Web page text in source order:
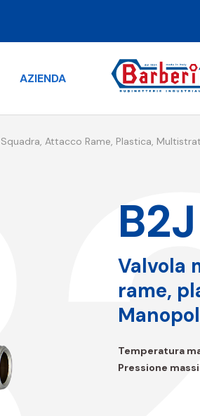
AZIENDA
Squadra, Attacco Rame, Plastica,
B2J
Valvola
rame,
Temperatura
Pressione